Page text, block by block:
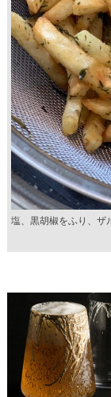
塩、黒胡椒をふり、ザ